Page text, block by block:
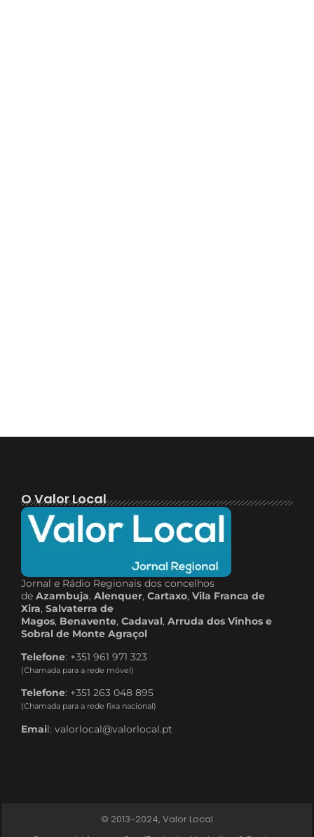
O Valor Local
Jornal e Rádio Regionais dos concelhos
de Azambuja, Alenquer, Cartaxo, Vila Franca de
Xira, Salvaterra de
Magos, Benavente, Cadaval, Arruda dos Vinhos e
Sobral de Monte Agraçol
Telefone: +351 961 971 323
(Chamada para a rede móvel)
Telefone: +351 263 048 895
(Chamada para a rede fixa nacional)
Email: valorlocal@valorlocal.pt
© 2013-2024, Valor Local